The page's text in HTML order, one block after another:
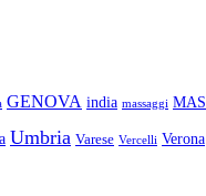
GENOVA india massaggi
Umbria Varese Vercelli Verona